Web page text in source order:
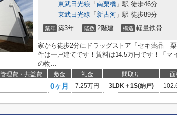
東武日光線 「 南栗橋 」駅 徒歩46分
東武日光線 「 新古河 」駅 徒歩89分
築年 築3年 階数 2階建 構造 軽量鉄骨
家から徒歩2分にドラッグストア「セキ薬品
件は一戸建てです！賃料は14.5万円です！「マ
の物...
管理費・共益費 敷金 礼金 間取り 面
- 0ヶ月 7.25万円 3LDK＋1S(納戸)